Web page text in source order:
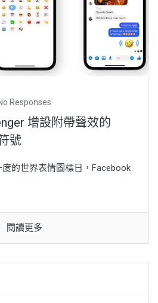
Responses
增設附帶聲效的
號
的世界表情圖標日，Facebook
閱讀更多